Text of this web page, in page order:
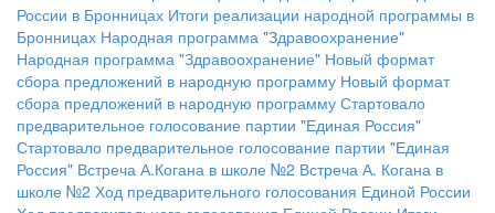
России в Бронницах Итоги реализации народной программы в
Бронницах Народная программа "Здравоохранение"
Народная программа "Здравоохранение" Новый формат
сбора предложений в народную программу Новый формат
сбора предложений в народную программу Стартовало
предварительное голосование партии "Единая Россия"
Стартовало предварительное голосование партии "Единая
Россия" Встреча А.Когана в школе №2 Встреча А. Когана в
школе №2 Ход предварительного голосования Единой России